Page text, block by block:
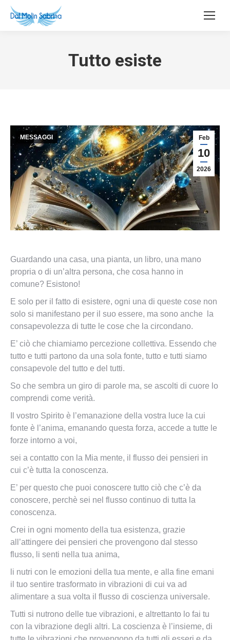
Tutto esiste
Feb
10
2026
MESSAGGI
Guardando una casa, una pianta, un libro, una mano
propria o di un’altra persona, che cosa hanno in
comune? Esistono!
E solo per il fatto di esistere, ogni una di queste cose non
solo si manifestano per il suo essere, ma sono anche la
consapevolezza di tutte le cose che la circondano.
E’ ciò che chiamiamo percezione collettiva. Essendo che
tutto e tutti partono da una sola fonte, tutto e tutti siamo
consapevole del tutto e del tutti.
So che sembra un giro di parole ma, se ascolti di cuore lo
comprendi come verità.
Il vostro Spirito è l’emanazione della vostra luce la cui
fonte è l’anima, emanando questa forza, accede a tutte le
forze intorno a voi,
sei a contatto con la Mia mente, il flusso dei pensieri in
cui c’è tutta la conoscenza.
E’ per questo che puoi conoscere tutto ciò che c’è da
conoscere, perchè sei nel flusso continuo di tutta la
conoscenza.
Crei in ogni momento della tua esistenza, grazie
all’attingere dei pensieri che provengono dal stesso
flusso, li senti nella tua anima,
li nutri con le emozioni della tua mente, e alla fine emani
il tuo sentire trasformato in vibrazioni di cui va ad
alimentare a sua volta il flusso di coscienza universale.
Tutti si nutrono delle tue vibrazioni, e altrettanto lo fai tu
con la vibrazione degli altri. La coscienza è l’insieme, di